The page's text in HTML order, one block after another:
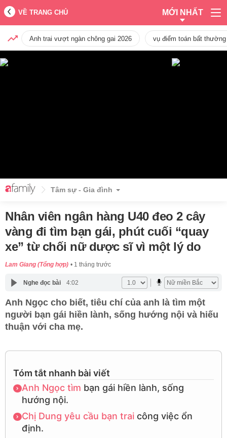
VỀ TRANG CHỦ MỚI NHẤT
Anh trai vượt ngàn chông gai 2026 vụ điểm toán bất
Tâm sự - Gia đình
Nhân viên ngân hàng U40 đeo 2 cây
vàng đi tìm bạn gái, phút cuối “quay
xe” từ chối nữ dược sĩ vì một lý do
Lam Giang (Tổng hợp) 1 tháng trước
Nghe đọc bài 4:02
Anh Ngọc cho biết, tiêu chí của anh là tìm một
người bạn gái hiền lành, sống hướng nội và hiếu
thuận với cha mẹ.
Tóm tắt nhanh bài viết
Anh Ngọc tìm bạn gái hiền lành, sống
hướng nội.
Chị Dung yêu cầu bạn traicông việc ổn
định.